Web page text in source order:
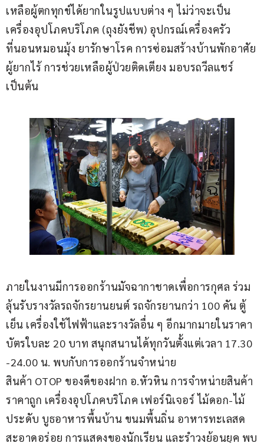
เหลือผู้ตกทุกข์ได้ยากในรูปแบบต่าง ๆ ไม่ว่าจะเป็น
เครื่องอุปโภคบริโภค (ถุงยังชีพ) อุปกรณ์เครื่องครัว
ที่นอนหมอนมุ้ง ยารักษาโรค การซ่อมสร้างบ้านพักอาศัย
ผู้ยากไร้ การช่วยเหลือผู้ป่วยติดเตียง มอบรถวีลแชร์
เป็นต้น
ภายในงานมีการออกร้านมัจฉากาชาดเพื่อการกุศล ร่วม
ลุ้นรับรางวัลรถจักรยานยนต์ รถจักรยานกว่า 100 คัน ตู้
เย็น เครื่องใช้ไฟฟ้าและรางวัลอื่น ๆ อีกมากมายในราคา
บัตรใบละ 20 บาท สนุกสนานได้ทุกวันตั้งแต่เวลา 17.30
-24.00 น. พบกับการออกร้านจำหน่าย
สินค้า OTOP ของดีของฝาก อ.หัวหิน การจำหน่ายสินค้า
ราคาถูก เครื่องอุปโภคบริโภค เฟอร์นิเจอร์ ไม้ดอก-ไม้
ประดับ บูธอาหารพื้นบ้าน ขนมพื้นถิ่น อาหารทะเลสด
สะอาดอร่อย การแสดงของนักเรียน และรำวงย้อนยุค พบ